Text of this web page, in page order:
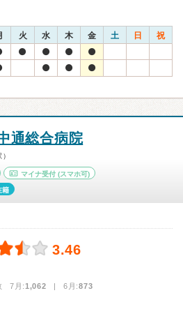
火 水 木 金 土 日 祝
通総合病院
マイナ受付 (スマホ可)
籍
3.46
7月:1,062 | 6月:873